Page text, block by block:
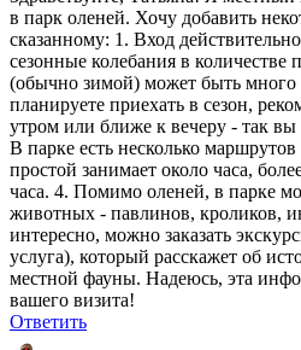
в парк оленей. Хочу добавить
сказанному: 1. Вход
сезонные колебания в количестве
(обычно зимой) может быть
планируете приехать в сезон,
утром или ближе к вечеру - так
В парке есть несколько
простой занимает около часа,
часа. 4. Помимо оленей, в парке
животных - павлинов, кроликов,
интересно, можно заказать
услуга), который расскажет об
местной фауны. Надеюсь, эта
вашего визита!
Ответить